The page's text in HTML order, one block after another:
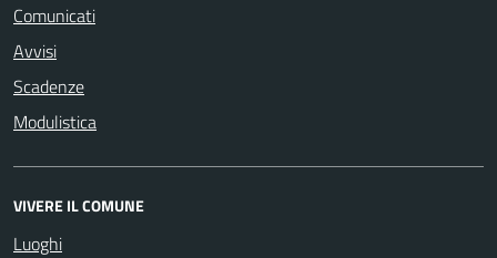
Comunicati
Avvisi
Scadenze
Modulistica
VIVERE IL COMUNE
Luoghi